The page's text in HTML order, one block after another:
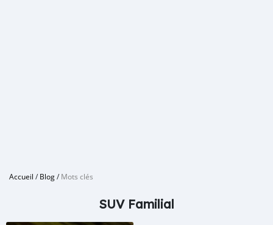
Accueil /Blog/Mots clés
SUV Familial